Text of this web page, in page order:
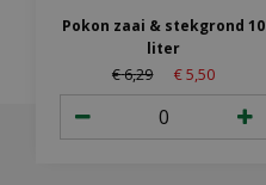
Pokon zaai & stekgrond 10
liter
€6,29 €5,50